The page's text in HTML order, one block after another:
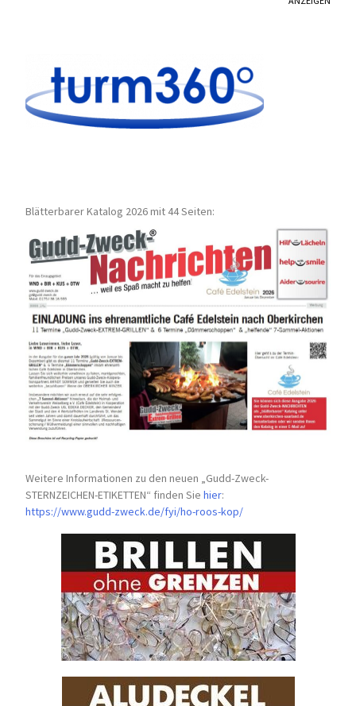
Blätterbarer Katalog 2026 mit 44 Seiten:
Weitere Informationen zu den neuen „Gudd-Zweck-
STERNZEICHEN-ETIKETTEN“ finden Siehier:
https://www.gudd-zweck.de/fyi/ho-roos-kop/